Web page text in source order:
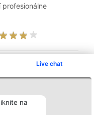
Live chat
na
Kontakt